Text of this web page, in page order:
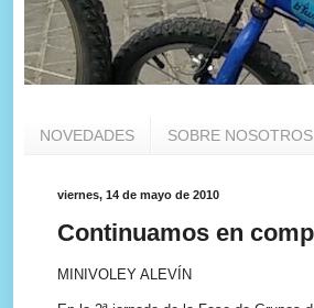
NOVEDADES SOBRE NOSOTROS
viernes, 14 de mayo de 2010
Continuamos en
MINIVOLEY ALEVÍN